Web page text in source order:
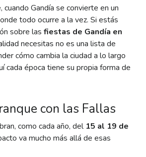
Gandía se convierte en un
todo ocurre a la vez. Si estás
sobre las fiestas de Gandía en
necesitas no es una lista de
cómo cambia la ciudad a lo largo
cada época tiene su propia forma de
con las Fallas
como cada año, del 15 al 19 de
va mucho más allá de esas